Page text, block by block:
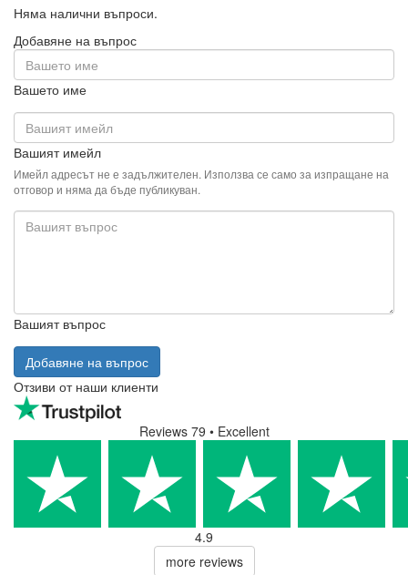
Няма налични въпроси.
Добавяне на въпрос
Вашето име
Вашият имейл
Имейл адресът не е задължителен. Използва се само за изпращане на
отговор и няма да бъде публикуван.
Вашият въпрос
Добавяне на въпрос
Отзиви от наши клиенти
Reviews 79 • Excellent
4.9
more reviews